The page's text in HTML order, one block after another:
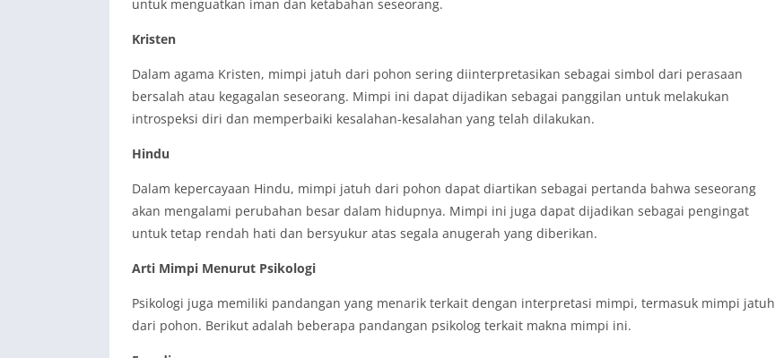
untuk menguatkan iman dan ketabahan seseorang.
Kristen
Dalam agama Kristen, mimpi jatuh dari pohon sering diinterpretasikan sebagai simbol dari perasaan
bersalah atau kegagalan seseorang. Mimpi ini dapat dijadikan sebagai panggilan untuk melakukan
introspeksi diri dan memperbaiki kesalahan-kesalahan yang telah dilakukan.
Hindu
Dalam kepercayaan Hindu, mimpi jatuh dari pohon dapat diartikan sebagai pertanda bahwa seseorang
akan mengalami perubahan besar dalam hidupnya. Mimpi ini juga dapat dijadikan sebagai pengingat
untuk tetap rendah hati dan bersyukur atas segala anugerah yang diberikan.
Arti Mimpi Menurut Psikologi
Psikologi juga memiliki pandangan yang menarik terkait dengan interpretasi mimpi, termasuk mimpi jatuh
dari pohon. Berikut adalah beberapa pandangan psikolog terkait makna mimpi ini.